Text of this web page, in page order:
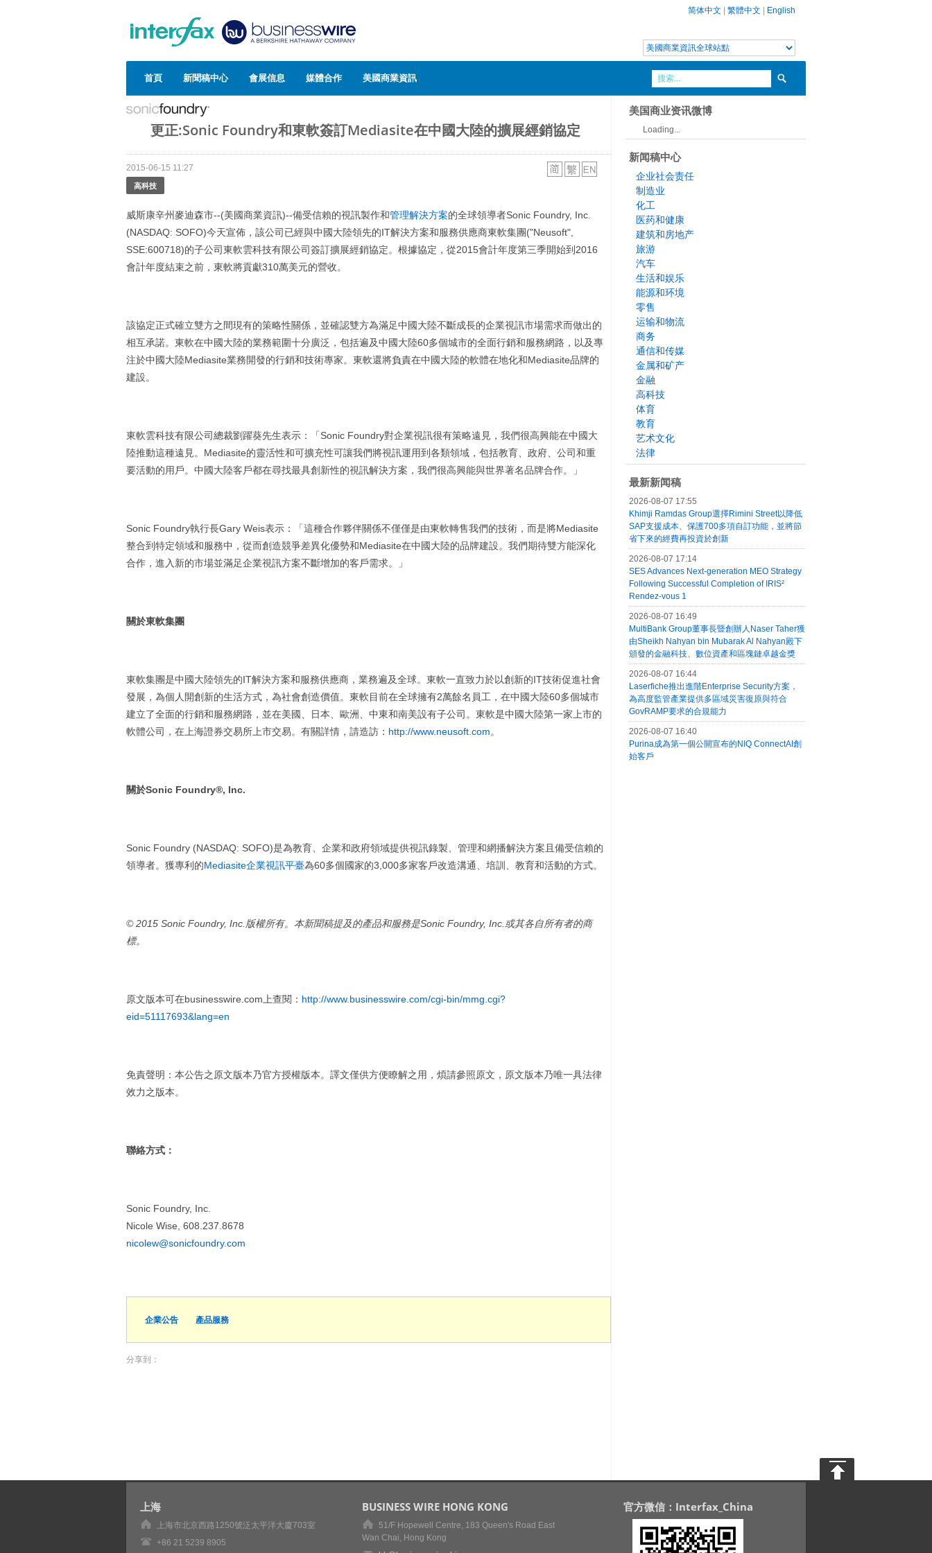
简体中文 繁體中文 English
首頁 新聞稿中心 會展信息 媒體合作 美國商業資訊
更正:Sonic Foundry和東軟簽訂Mediasite在中國大陸的擴展經銷協定
2015-06-15 11:27
高科技
威斯康辛州麥迪森市--(美國商業資訊)--備受信賴的視訊製作和管理解決方案的全球領導者Sonic Foundry, Inc.
(NASDAQ: SOFO)今天宣佈，該公司已經與中國大陸領先的IT解決方案和服務供應商東軟集團("Neusoft",
SSE:600718)的子公司東軟雲科技有限公司簽訂擴展經銷協定。根據協定，從2015會計年度第三季開始到2016
會計年度結束之前，東軟將貢獻310萬美元的營收。
該協定正式確立雙方之間現有的策略性關係，並確認雙方為滿足中國大陸不斷成長的企業視訊市場需求而做出的
相互承諾。東軟在中國大陸的業務範圍十分廣泛，包括遍及中國大陸60多個城市的全面行銷和服務網路，以及專
注於中國大陸Mediasite業務開發的行銷和技術專家。東軟還將負責在中國大陸的軟體在地化和Mediasite品牌的
建設。
東軟雲科技有限公司總裁劉躍葵先生表示：「Sonic Foundry對企業視訊很有策略遠見，我們很高興能在中國大
陸推動這種遠見。Mediasite的靈活性和可擴充性可讓我們將視訊運用到各類領域，包括教育、政府、公司和重
要活動的用戶。中國大陸客戶都在尋找最具創新性的視訊解決方案，我們很高興能與世界著名品牌合作。」
Sonic Foundry執行長Gary Weis表示：「這種合作夥伴關係不僅僅是由東軟轉售我們的技術，而是將Mediasite
整合到特定領域和服務中，從而創造競爭差異化優勢和Mediasite在中國大陸的品牌建設。我們期待雙方能深化
合作，進入新的市場並滿足企業視訊方案不斷增加的客戶需求。」
關於東軟集團
東軟集團是中國大陸領先的IT解決方案和服務供應商，業務遍及全球。東軟一直致力於以創新的IT技術促進社會
發展，為個人開創新的生活方式，為社會創造價值。東軟目前在全球擁有2萬餘名員工，在中國大陸60多個城市
建立了全面的行銷和服務網路，並在美國、日本、歐洲、中東和南美設有子公司。東軟是中國大陸第一家上市的
軟體公司，在上海證券交易所上市交易。有關詳情，請造訪： http://www.neusoft.com。
關於Sonic Foundry®, Inc.
Sonic Foundry (NASDAQ: SOFO)是為教育、企業和政府領域提供視訊錄製、管理和網播解決方案且備受信賴的
領導者。獲專利的Mediasite企業視訊平臺為60多個國家的3,000多家客戶改造溝通、培訓、教育和活動的方式。
© 2015 Sonic Foundry, Inc. 版權所有。本新聞稿提及的產品和服務是Sonic Foundry, Inc. 或其各自所有者的商
標。
原文版本可在businesswire.com上查閱： http://www.businesswire.com/cgi-bin/mmg.cgi?
eid=51117693&lang=en
免責聲明：本公告之原文版本乃官方授權版本。譯文僅供方便瞭解之用，煩請參照原文，原文版本乃唯一具法律
效力之版本。
聯絡方式：
Sonic Foundry, Inc.
Nicole Wise, 608.237.8678
nicolew@sonicfoundry.com
企業公告 產品服務
分享到：
美国商业资讯微博
Loading...
新闻稿中心
企业社会责任
制造业
化工
医药和健康
建筑和房地产
旅游
汽车
生活和娱乐
能源和环境
零售
运输和物流
商务
通信和传媒
金属和矿产
金融
高科技
体育
教育
艺术文化
法律
最新新闻稿
2026-08-07 17:55
Khimji Ramdas Group選擇Rimini Street以降低
SAP支援成本、保護700多項自訂功能，並將節
省下來的經費再投資於創新
2026-08-07 17:14
SES Advances Next-generation MEO Strategy
Following Successful Completion of IRIS²
Rendez-vous 1
2026-08-07 16:49
MultiBank Group董事長暨創辦人Naser Taher獲
由Sheikh Nahyan bin Mubarak Al Nahyan殿下
頒發的金融科技、數位資產和區塊鏈卓越金獎
2026-08-07 16:44
Laserfiche推出進階Enterprise Security方案，
為高度監管產業提供多區域災害復原與符合
GovRAMP要求的合規能力
2026-08-07 16:40
Purina成為第一個公開宣布的NIQ ConnectAI創
始客戶
上海
上海市北京西路1250號泛太平洋大廈703室
+86 21 5239 8905
BUSINESS WIRE HONG KONG
51/F Hopewell Centre, 183 Queen's Road East
Wan Chai, Hong Kong
官方微信：Interfax_China